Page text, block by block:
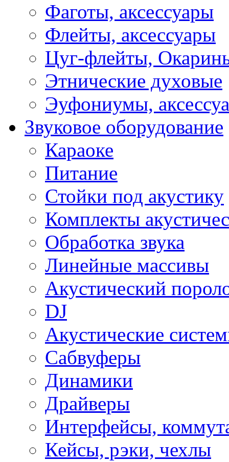
Фаготы, аксессуары
Флейты, аксессуары
Цуг-флейты,
Этнические духовые
Эуфониумы,
Звуковое оборудование
Караоке
Питание
Стойки под акустику
Комплекты
Обработка звука
Линейные массивы
Акустический
DJ
Акустические
Сабвуферы
Динамики
Драйверы
Интерфейсы,
Кейсы, рэки, чехлы